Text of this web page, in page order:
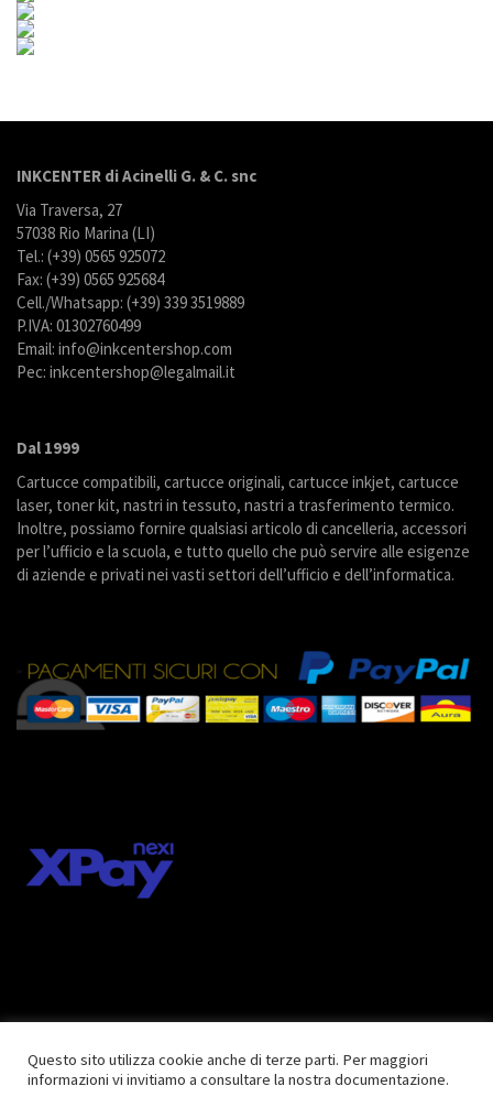
INKCENTER di Acinelli G. & C. snc
Via Traversa, 27
57038 Rio Marina (LI)
Tel.: (+39) 0565 925072
Fax: (+39) 0565 925684
Cell./Whatsapp: (+39) 339 3519889
P.IVA: 01302760499
Email: info@inkcentershop.com
Pec: inkcentershop@legalmail.it
Dal 1999
Cartucce compatibili, cartucce originali, cartucce inkjet, cartucce
laser, toner kit, nastri in tessuto, nastri a trasferimento termico.
Inoltre, possiamo fornire qualsiasi articolo di cancelleria, accessori
per l’ufficio e la scuola, e tutto quello che può servire alle esigenze
di aziende e privati nei vasti settori dell’ufficio e dell’informatica.
Questo sito utilizza cookie anche di terze parti. Per maggiori
informazioni vi invitiamo a consultare la nostra documentazione.